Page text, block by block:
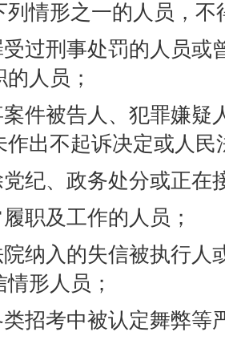
列情形之一的人员，不
过刑事处罚的人员或
人员；
件被告人、犯罪嫌疑
作出不起诉决定或人
纪、政务处分或正在
职及工作的人员；
纳入的失信被执行人
形人员；
招考中被认定舞弊等